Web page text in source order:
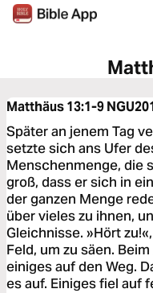
Matthäus 13:1-9
Später an jenem Tag
setzte sich ans Ufer
Menschenmenge, die
groß, dass er sich in
der ganzen Menge
über vieles zu ihnen,
Gleichnisse. »Hört
Feld, um zu säen.
einiges auf den Weg.
es auf. Einiges fiel auf